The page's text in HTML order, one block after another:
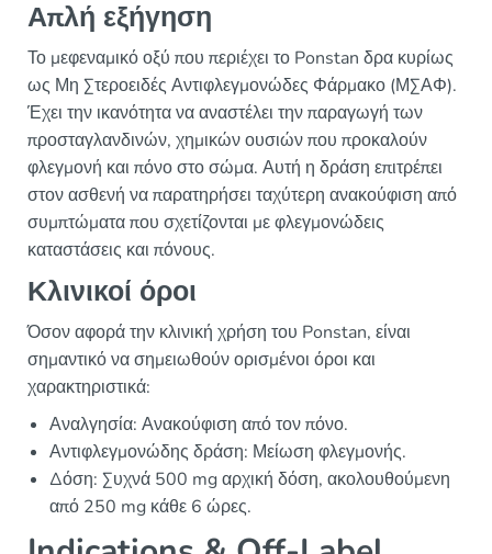
Απλή εξήγηση
Το μεφεναμικό οξύ που περιέχει το Ponstan δρα κυρίως
ως Μη Στεροειδές Αντιφλεγμονώδες Φάρμακο (ΜΣΑΦ).
Έχει την ικανότητα να αναστέλει την παραγωγή των
προσταγλανδινών, χημικών ουσιών που προκαλούν
φλεγμονή και πόνο στο σώμα. Αυτή η δράση επιτρέπει
στον ασθενή να παρατηρήσει ταχύτερη ανακούφιση από
συμπτώματα που σχετίζονται με φλεγμονώδεις
καταστάσεις και πόνους.
Κλινικοί όροι
Όσον αφορά την κλινική χρήση του Ponstan, είναι
σημαντικό να σημειωθούν ορισμένοι όροι και
χαρακτηριστικά:
Αναλγησία: Ανακούφιση από τον πόνο.
Αντιφλεγμονώδης δράση: Μείωση φλεγμονής.
Δόση: Συχνά 500 mg αρχική δόση, ακολουθούμενη
από 250 mg κάθε 6 ώρες.